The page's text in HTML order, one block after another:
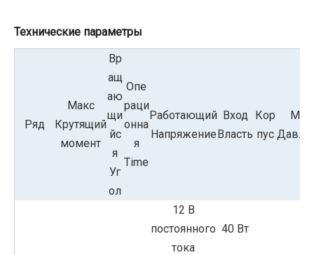
Технические параметры
Ряд
Макс
Крутящий
момент
Вр
ащ
аю
щи
йс
я
Уг
ол
Опе
раци
онна
я
Time
Работающий
Напряжение
Вход
Власть
Кор
пус
12 В
постоянного
тока
40 Вт